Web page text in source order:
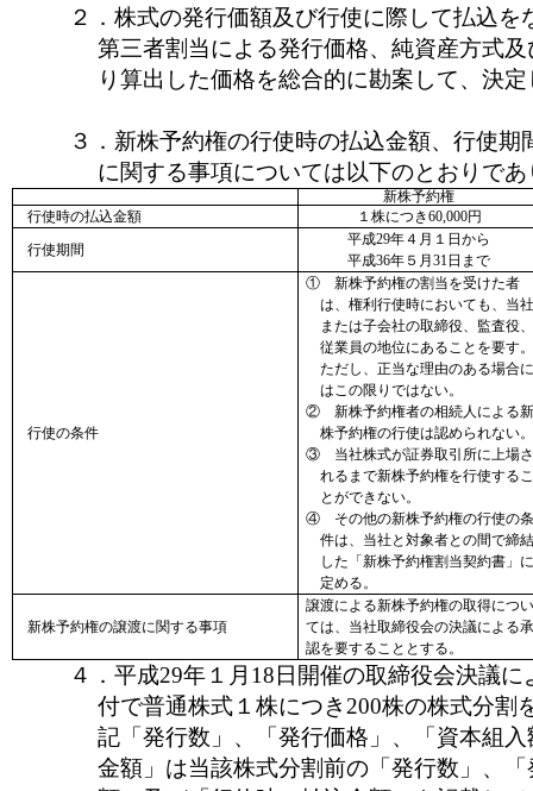
２．株式の発行価額及び行使に際して払込を
第三者割当による発行価格、純資産方式
り算出した価格を総合的に勘案して、決
３．新株予約権の行使時の払込金額、行使期
に関する事項については以下のとおりであ
新株予約権
行使時の払込金額
１株につき60,000円
行使期間
平成29年４月１日から
平成36年５月31日まで
行使の条件
① 新株予約権の割当を受けた者
は、権利行使時においても、当社
または子会社の取締役、監査役、
従業員の地位にあることを要す。
ただし、正当な理由のある場合に
はこの限りではない。
② 新株予約権者の相続人による新
株予約権の行使は認められない。
③ 当社株式が証券取引所に上場さ
れるまで新株予約権を行使するこ
とができない。
④ その他の新株予約権の行使の条
件は、当社と対象者との間で締結
した「新株予約権割当契約書」に
定める。
新株予約権の譲渡に関する事項
譲渡による新株予約権の取得につい
ては、当社取締役会の決議による承
認を要することとする。
４．平成29年１月18日開催の取締役会決議
付で普通株式１株につき200株の株式分割
記「発行数」、「発行価格」、「資本組
金額」は当該株式分割前の「発行数」、